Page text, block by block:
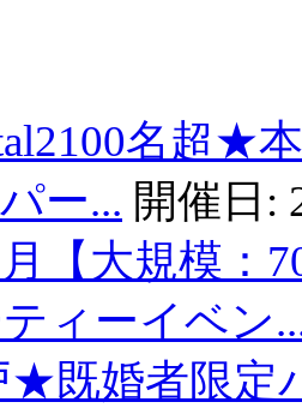
名超★
ー... 開催日:
【大規模：
ィーイベン
★既婚者限定